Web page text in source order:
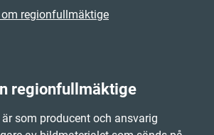
regionfullmäktige
regionfullmäktige
som producent och ansvarig